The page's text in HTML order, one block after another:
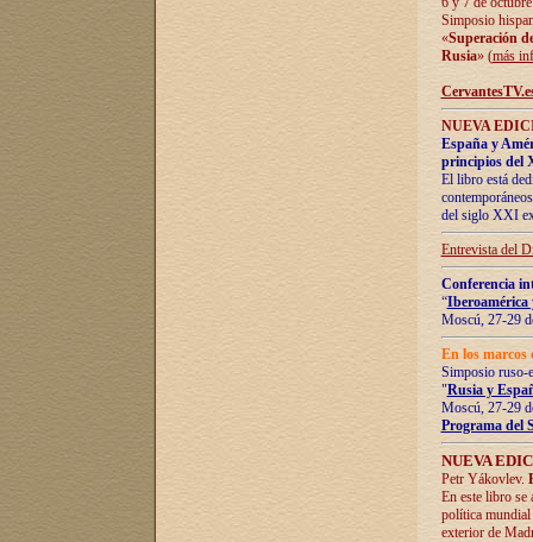
Simposio
«Superación
Rusia» (más
NUEVA
España y
principios del
El libro está
del siglo XXI
Entrevista del
Conferencia
“Iberoamérica
Moscú, 27-29
En los marcos
Simposio ruso-
"Rusia y
Moscú, 27-29
Programa del
NUEVA
Petr Yákovlev.
En este libro se
política mundial
exterior de